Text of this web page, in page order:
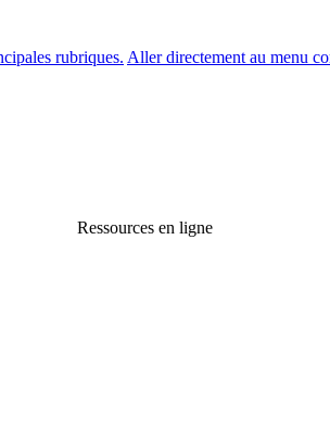
rubriques. Aller directement au menu
Ressources en ligne